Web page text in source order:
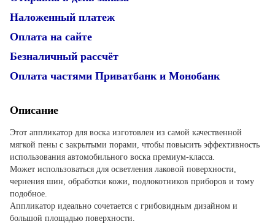
Наложенный платеж
Оплата на сайте
Безналичный рассчёт
Оплата частями Приватбанк и Монобанк
Описание
Этот аппликатор для воска изготовлен из самой качественной
мягкой пены с закрытыми порами, чтобы повысить эффективность
использования автомобильного воска премиум-класса.
Может использоваться для осветления лаковой поверхности,
чернения шин, обработки кожи, подлокотников приборов и тому
подобное.
Аппликатор идеально сочетается с грибовидным дизайном и
большой площадью поверхности.